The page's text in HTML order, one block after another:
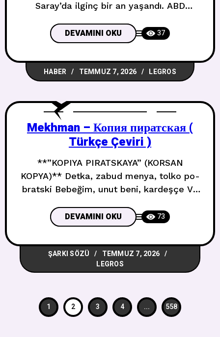
Saray’da ilginç bir an yaşandı. ABD
kamuoyu önünde bol iltifatla andı; ama
konuşma beklenmedik bir hatayla da
renklendi. ## Gül Bahçesi’nde Sürpriz
Övgü Pazartesi günü Beyaz Saray’da
Super Bass
DEVAMINI OKU 37
HABER TEMMUZ 7, 2026 LEGROS
Mekhman – Копия пиратская (
Türkçe Çeviri )
**”KOPIYA PIRATSKAYA” (KORSAN
KOPYA)** Detka, zabud menya, tolko po-
bratski Bebeğim, unut beni, kardeşçe Vo
Bende aşk, sende korsan kopya Kak
prikasatsya — ved ty inkassatsiya Nasıl
dokunacağım — çünkü sen nakit
tahsildarısın Ty neprigodnaya, u-a-a, u-
u-u Sen uygunsuzsun, u-a-a, u-u-u To,
Promenyala menya
DEVAMINI OKU 73
ŞARKI SÖZÜ
TEMMUZ 7, 2026
LEGROS
1 2 3 4 ... 558